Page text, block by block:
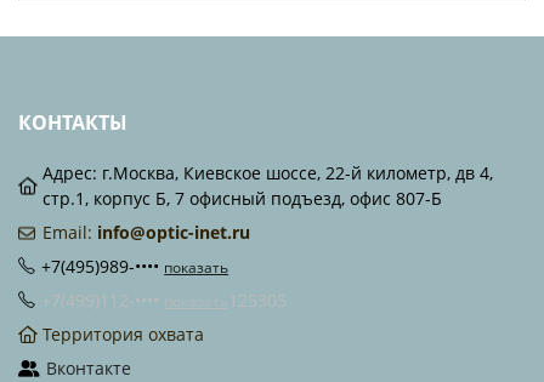
КОНТАКТЫ
Адрес: г.Москва, Киевское шоссе, 22-й километр, дв 4,
стр.1, корпус Б, 7 офисный подъезд, офис 807-Б
Email: info@optic-inet.ru
+7(495)989-•••• показать
+7(499)112-•••• показать 125305
Территория охвата
Вконтакте